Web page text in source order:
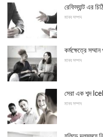
রেফিম্যান্ট এর
মানব সম্পদ
কর্মক্ষেত্রে
মানব সম্পদ
সেরা এক শব্দ
মানব সম্পদ